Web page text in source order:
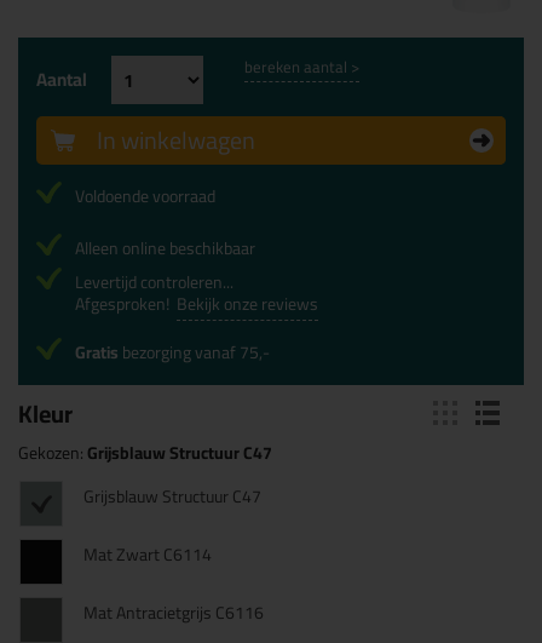
Kleur
Gekozen:Grijsblauw Structuur C47
Grijsblauw Structuur C47
Mat Zwart C6114
Mat Antracietgrijs C6116
Aantal bereken aantal >
In winkelwagen
Voldoende voorraad
Alleen online beschikbaar
Levertijd controleren...
Afgesproken! Bekijk onze reviews
Gratisbezorging vanaf 75,-